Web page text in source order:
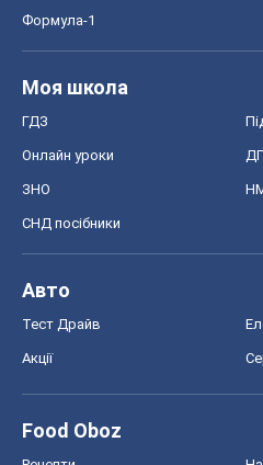
Формула-1
Моя школа
ГДЗ
Онлайн уроки
ЗНО
СНД посібники
Авто
Тест Драйв
Акції
Food Oboz